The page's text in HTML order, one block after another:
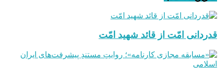
قدردانی امّت از قائد شهید امّت